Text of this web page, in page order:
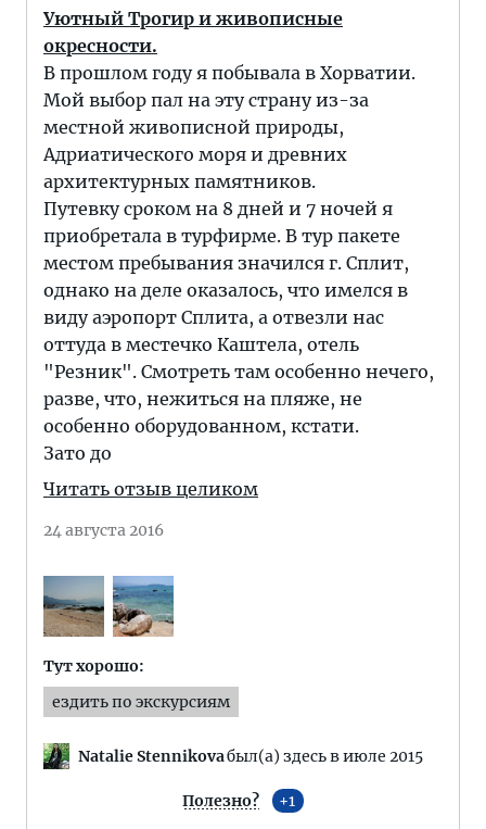
Уютный Трогир и живописные
окресности.
В прошлом году я побывала в Хорватии.
Мой выбор пал на эту страну из-за
местной живописной природы,
Адриатического моря и древних
архитектурных памятников.
Путевку сроком на 8 дней и 7 ночей я
приобретала в турфирме. В тур пакете
местом пребывания значился г. Сплит,
однако на деле оказалось, что имелся в
виду аэропорт Сплита, а отвезли нас
оттуда в местечко Каштела, отель
"Резник". Смотреть там особенно нечего,
разве, что, нежиться на пляже, не
особенно оборудованном, кстати.
Зато до
Читать отзыв целиком
24 августа 2016
Тут хорошо:
ездить по экскурсиям
Natalie Stennikovaбыл(а) здесь в июле 2015
Полезно? 1